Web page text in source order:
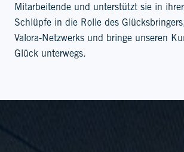
Mitarbeitende und unterstützt sie in
Schlüpfe in die Rolle des
Valora-Netzwerks und bringe unseren
Glück unterwegs.